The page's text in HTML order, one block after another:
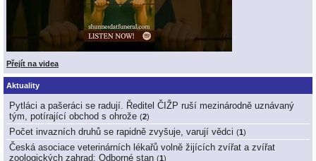
Přejít na videa
Aktuality
Pytláci a pašeráci se radují. Ředitel ČIŽP ruší mezinárodně uznávaný
tým, potírající obchod s ohrože (2)
Počet invazních druhů se rapidně zvyšuje, varují vědci (1)
Česká asociace veterinárních lékařů volně žijících zvířat a zvířat
zoologických zahrad: Odborné stan (1)